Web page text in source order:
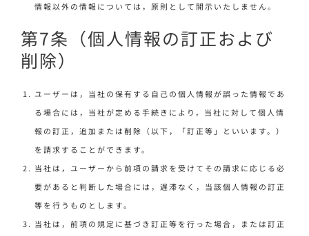
情報以外の情報については，原則として開示いたしません。
第7条（個人情報の訂正および
削除）
ユーザーは，当社の保有する自己の個人情報が誤った情報であ
る場合には，当社が定める手続きにより，当社に対して個人情
報の訂正，追加または削除（以下，「訂正等」といいます。）
を請求することができます。
当社は，ユーザーから前項の請求を受けてその請求に応じる必
要があると判断した場合には，遅滞なく，当該個人情報の訂正
等を行うものとします。
当社は，前項の規定に基づき訂正等を行った場合，または訂正